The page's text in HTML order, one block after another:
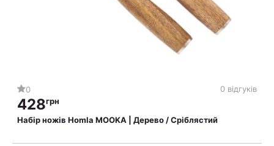
0 0 відгуків
428грн
Набір ножів Homla MOOKA | Дерево / Сріблястий